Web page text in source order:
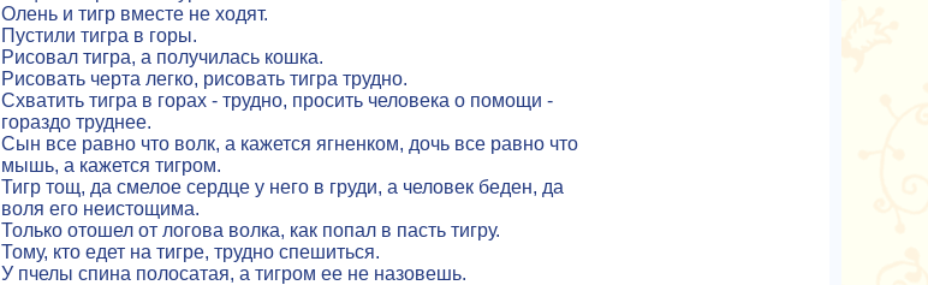
Олень и тигр вместе не ходят.
Пустили тигра в горы.
Рисовал тигра, а получилась кошка.
Рисовать черта легко, рисовать тигра трудно.
Схватить тигра в горах - трудно, просить человека о помощи -
гораздо труднее.
Сын все равно что волк, а кажется ягненком, дочь все равно что
мышь, а кажется тигром.
Тигр тощ, да смелое сердце у него в груди, а человек беден, да
воля его неистощима.
Только отошел от логова волка, как попал в пасть тигру.
Тому, кто едет на тигре, трудно спешиться.
У пчелы спина полосатая, а тигром ее не назовешь.